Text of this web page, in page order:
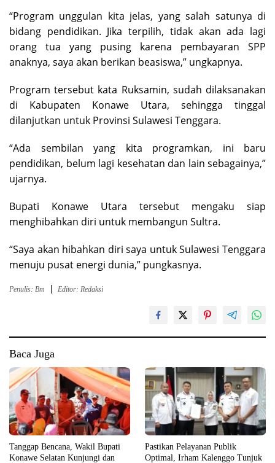
“Program unggulan kita jelas, yang salah satunya di
bidang pendidikan. Jika terpilih, tidak akan ada lagi
orang tua yang pusing karena pembayaran SPP
anaknya, saya akan berikan beasiswa,” ungkapnya.
Program tersebut kata Ruksamin, sudah dilaksanakan
di Kabupaten Konawe Utara, sehingga tinggal
dilanjutkan untuk Provinsi Sulawesi Tenggara.
“Ada sembilan yang kita programkan, ini baru
pendidikan, belum lagi kesehatan dan lain sebagainya,”
ujarnya.
Bupati Konawe Utara tersebut mengaku siap
menghibahkan diri untuk membangun Sultra.
“Saya akan hibahkan diri saya untuk Sulawesi Tenggara
menuju pusat energi dunia,” pungkasnya.
Penulis: Bm Editor: Redaksi
Baca Juga
Tanggap Bencana, Wakil Bupati
Konawe Selatan Kunjungi dan
Pastikan Pelayanan Publik
Optimal, Irham Kalenggo Tunjuk